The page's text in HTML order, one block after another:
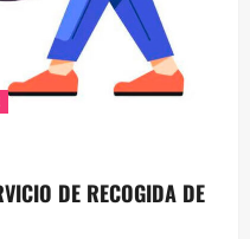
DE RECOGIDA DE